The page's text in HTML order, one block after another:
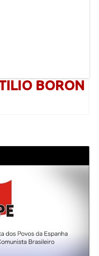
BORON